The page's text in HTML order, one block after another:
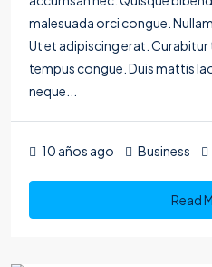
malesuada orci congue.
Ut et adipiscing erat. Curabitur
tempus congue. Duis mattis
neque...
10 años ago Business
Read